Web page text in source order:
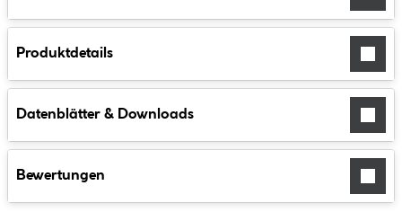
Produktdetails
Datenblätter & Downloads
Bewertungen